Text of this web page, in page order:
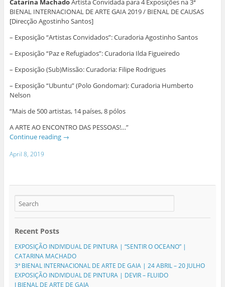
Catarina MachadoArtista Convidada para 4 Exposições na 3ª
BIENAL INTERNACIONAL DE ARTE GAIA 2019 / BIENAL DE CAUSAS
[Direcção Agostinho Santos]
– Exposição “Artistas Convidados”: Curadoria Agostinho Santos
– Exposição “Paz e Refugiados”: Curadoria Ilda Figueiredo
– Exposição (Sub)Missão: Curadoria: Filipe Rodrigues
– Exposição “Ubuntu” (Polo Gondomar): Curadoria Humberto
Nelson
“Mais de 500 artistas, 14 países, 8 pólos
A ARTE AO ENCONTRO DAS PESSOAS!…”
Continue reading →
April 8, 2019
Recent Posts
EXPOSIÇÃO INDIVIDUAL DE PINTURA | “SENTIR O OCEANO” |
CATARINA MACHADO
3ª BIENAL INTERNACIONAL DE ARTE DE GAIA | 24 ABRIL – 20 JULHO
EXPOSIÇÃO INDIVIDUAL DE PINTURA | DEVIR – FLUIDO
I BIENAL DE ARTE DE GAIA